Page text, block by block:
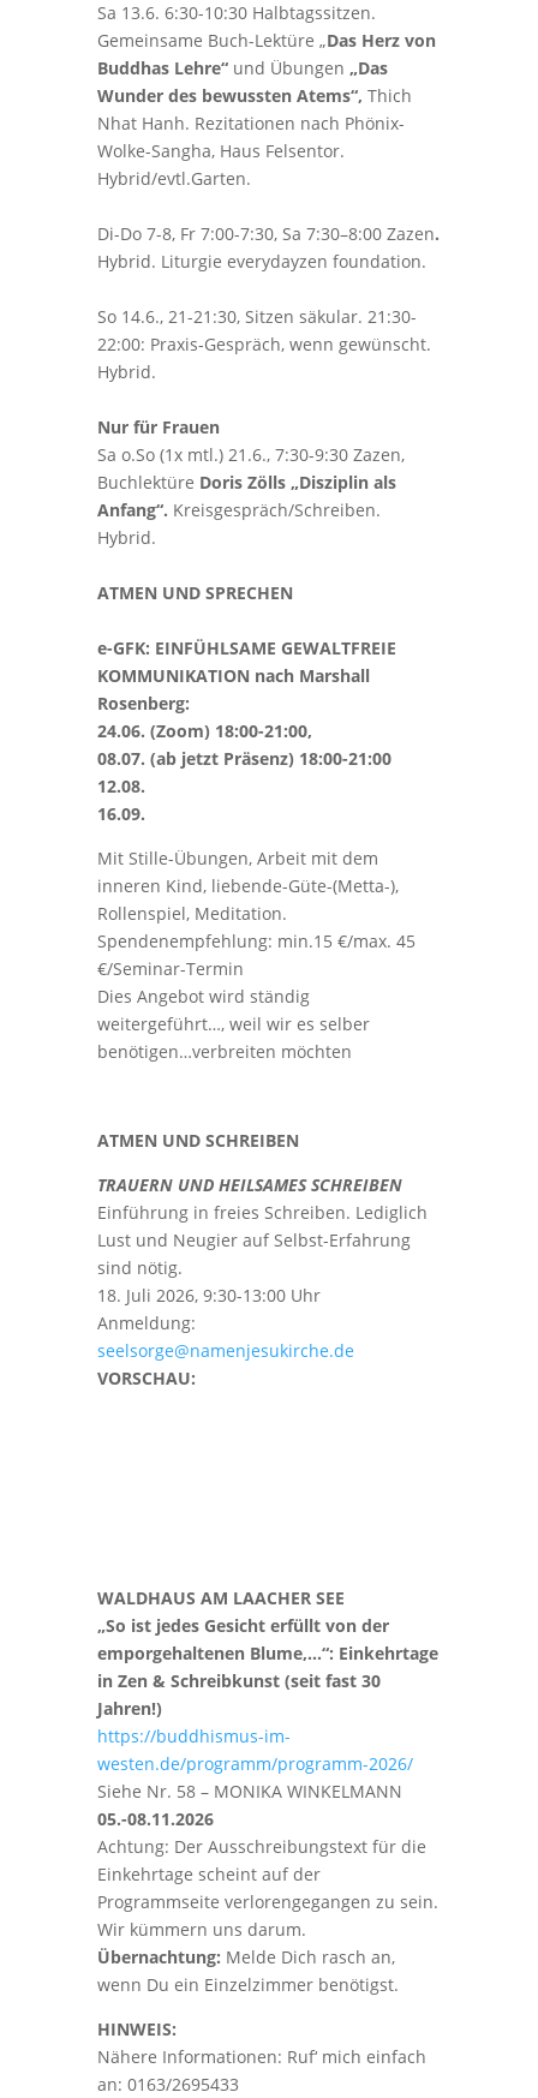
Sa 13.6. 6:30-10:30 Halbtagssitzen.
Gemeinsame Buch-Lektüre „Das Herz von
Buddhas Lehre“und Übungen „Das
Wunder des bewussten Atems“, Thich
Nhat Hanh. Rezitationen nach Phönix-
Wolke-Sangha, Haus Felsentor.
Hybrid/evtl.Garten.
Di-Do 7-8, Fr 7:00-7:30, Sa 7:30–8:00 Zazen.
Hybrid. Liturgie everydayzen foundation.
So 14.6., 21-21:30, Sitzen säkular. 21:30-
22:00: Praxis-Gespräch, wenn gewünscht.
Hybrid.
Nur für Frauen
Sa o.So (1x mtl.) 21.6., 7:30-9:30 Zazen,
Buchlektüre Doris Zölls „Disziplin als
Anfang“. Kreisgespräch/Schreiben.
Hybrid.
ATMEN UND SPRECHEN
e-GFK: EINFÜHLSAME GEWALTFREIE
KOMMUNIKATION nach Marshall
Rosenberg:
24.06. (Zoom) 18:00-21:00,
08.07. (ab jetzt Präsenz) 18:00-21:00
12.08.
16.09.
Mit Stille-Übungen, Arbeit mit dem
inneren Kind, liebende-Güte-(Metta-),
Rollenspiel, Meditation.
Spendenempfehlung: min.15 €/max. 45
€/Seminar-Termin
Dies Angebot wird ständig
weitergeführt…, weil wir es selber
benötigen…verbreiten möchten
ATMEN UND SCHREIBEN
TRAUERN UND HEILSAMES SCHREIBEN
Einführung in freies Schreiben. Lediglich
Lust und Neugier auf Selbst-Erfahrung
sind nötig.
18. Juli 2026, 9:30-13:00 Uhr
Anmeldung:
seelsorge@namenjesukirche.de
VORSCHAU:
WALDHAUS AM LAACHER SEE
„So ist jedes Gesicht erfüllt von der
emporgehaltenen Blume,…“: Einkehrtage
in Zen & Schreibkunst (seit fast 30
Jahren!)
https://buddhismus-im-
westen.de/programm/programm-2026/
Siehe Nr. 58 – MONIKA WINKELMANN
05.-08.11.2026
Achtung: Der Ausschreibungstext für die
Einkehrtage scheint auf der
Programmseite verlorengegangen zu sein.
Wir kümmern uns darum.
Übernachtung: Melde Dich rasch an,
wenn Du ein Einzelzimmer benötigst.
HINWEIS:
Nähere Informationen: Ruf‘ mich einfach
an: 0163/2695433